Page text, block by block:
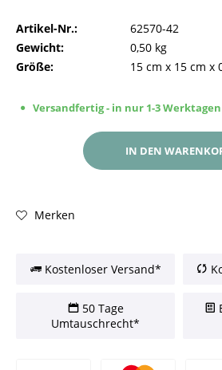
Artikel-Nr.:
62570-42
Gewicht:
0,50 kg
Größe:
15 cm x 15 cm x
Versandfertig - in nur 1-3
IN DEN
Merken
Kostenloser Versand*
50 Tage
Umtauschrecht*